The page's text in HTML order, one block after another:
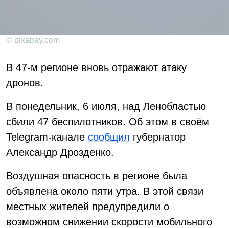
© pixabay.com
В 47-м регионе вновь отражают атаку
дронов.
В понедельник, 6 июля, над Ленобластью
сбили 47 беспилотников. Об этом в своём
Telegram-канале сообщил губернатор
Александр Дрозденко.
Воздушная опасность в регионе была
объявлена около пяти утра. В этой связи
местных жителей предупредили о
возможном снижении скорости мобильного